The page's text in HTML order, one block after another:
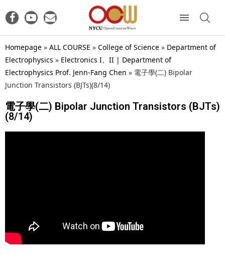
Homepage » ALL COURSE » College of Science » Department of
Electrophysics » Electronics I、II | Department of
Electrophysics Prof. Jenn-Fang Chen » 電子學(二) Bipolar
Junction Transistors (BJTs)(8/14)
電子學(二) Bipolar Junction Transistors (BJTs)
(8/14)